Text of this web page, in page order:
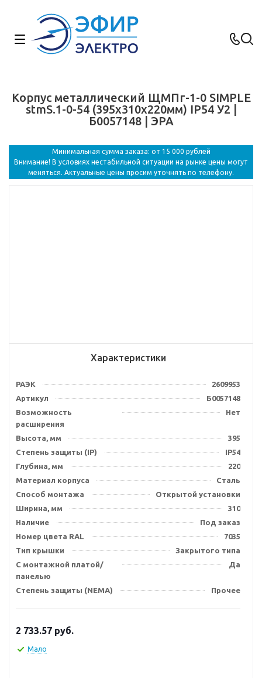
Корпус металлический ЩМПг-1-0 SIMPLE
stmS.1-0-54 (395х310х220мм) IP54 У2 |
Б0057148 | ЭРА
Минимальная сумма заказа: от 15 000 рублей
Внимание! В условиях нестабильной ситуации на рынке цены могут
меняться. Актуальные цены просим уточнять по телефону.
Характеристики
РАЭК
2609953
Артикул
Б0057148
Возможность
расширения
Нет
Высота, мм
395
Степень защиты (IP)
IP54
Глубина, мм
220
Материал корпуса
Сталь
Способ монтажа
Открытой установки
Ширина, мм
310
Наличие
Под заказ
Номер цвета RAL
7035
Тип крышки
Закрытого типа
С монтажной платой/
панелью
Да
Степень защиты (NEMA) Прочее
2 733.57 руб.
Мало